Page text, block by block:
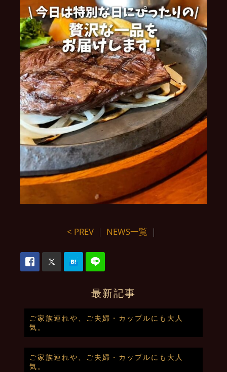
< PREV ｜ NEWS一覧 ｜
最新記事
ご家族連れや、ご夫婦・カップルにも大人
気。
ご家族連れや、ご夫婦・カップルにも大人
気。